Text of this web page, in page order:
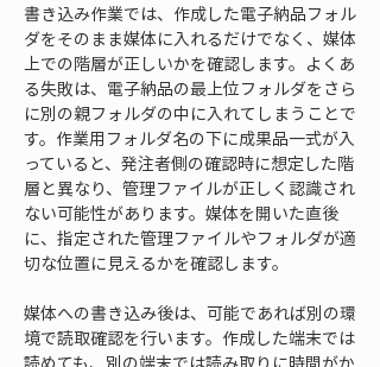
書き込み作業では、作成した電子納品フォル
ダをそのまま媒体に入れるだけでなく、媒体
上での階層が正しいかを確認します。よくあ
る失敗は、電子納品の最上位フォルダをさら
に別の親フォルダの中に入れてしまうことで
す。作業用フォルダ名の下に成果品一式が入
っていると、発注者側の確認時に想定した階
層と異なり、管理ファイルが正しく認識され
ない可能性があります。媒体を開いた直後
に、指定された管理ファイルやフォルダが適
切な位置に見えるかを確認します。
媒体への書き込み後は、可能であれば別の環
境で読取確認を行います。作成した端末では
読めても、別の端末では読み取りに時間がか